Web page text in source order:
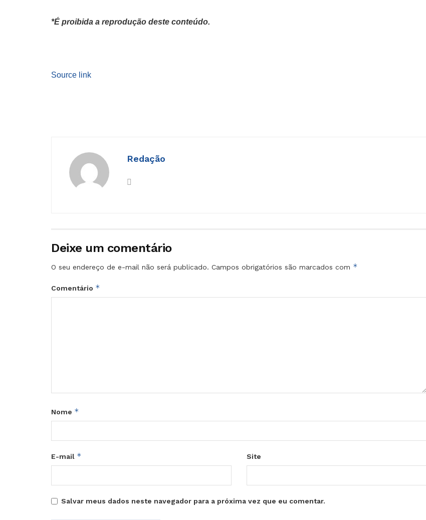
*É proibida a reprodução deste conteúdo.
Source link
Redação
Deixe um comentário
O seu endereço de e-mail não será publicado. Campos obrigatórios são marcados com *
Comentário *
Nome *
E-mail * Site
Salvar meus dados neste navegador para a próxima vez que eu comentar.